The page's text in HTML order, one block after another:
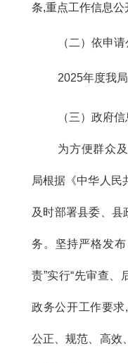
条,重点工作信息公
（二）依申
2025年度我
（三）政府
为方便群众
局根据《中华人民
及时部署县委、
务。坚持严格发
责”实行“先审查、
政务公开工作要求
公正、规范、高效